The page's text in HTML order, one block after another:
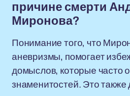
причине смерти
Миронова?
Понимание того, что
аневризмы, помогает
домыслов, которые часто
знаменитостей. Это также